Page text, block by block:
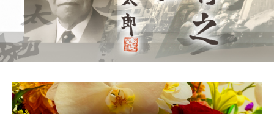
シンポジウム
生存科学懇話会
武見太郎資料館